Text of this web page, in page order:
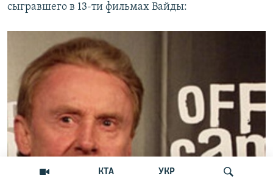
КТА УКР
сыгравшего в 13-ти фильмах Вайды: